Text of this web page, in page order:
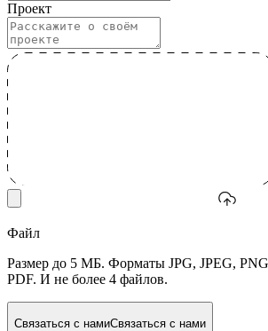
Проект
Файл
Размер до 5 МБ. Форматы JPG, JPEG,
PDF. И не более 4 файлов.
Связаться с намиСвязаться с нами